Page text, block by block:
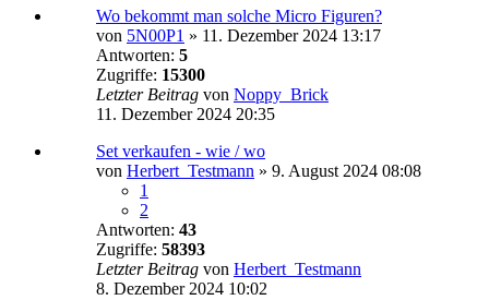
Wo bekommt man solche Micro Figuren?
von 5N00P1 » 11. Dezember 2024 13:17
Antworten: 5
Zugriffe: 15300
Letzter Beitrag von Noppy_Brick
11. Dezember 2024 20:35
Set verkaufen - wie / wo
von Herbert_Testmann » 9. August 2024 08:08
1
2
Antworten: 43
Zugriffe: 58393
Letzter Beitrag von Herbert_Testmann
8. Dezember 2024 10:02